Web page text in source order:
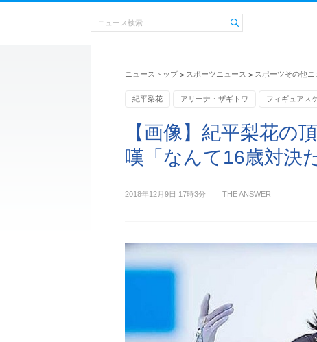
ニューストップ > スポーツニュース > スポーツその他ニ
紀平梨花 アリーナ・ザギトワ フィギュアス
【画像】紀平梨花の
嘆「なんて16歳対決だ
2018年12月9日 17時3分 THE ANSWER